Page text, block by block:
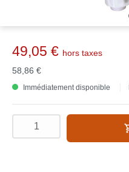
49,05 € hors taxes
58,86 €
Immédiatement disponible